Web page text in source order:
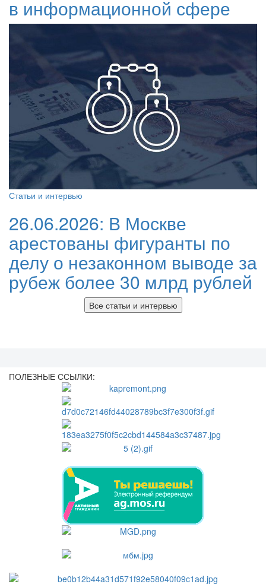
в информационной сфере
Статьи и интервью
26.06.2026: В Москве
арестованы фигуранты по
делу о незаконном выводе за
рубеж более 30 млрд рублей
Все статьи и интервью
ПОЛЕЗНЫЕ ССЫЛКИ: